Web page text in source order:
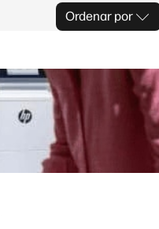
Ordenar por